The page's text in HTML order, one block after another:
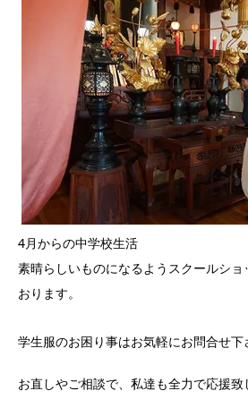
4月からの中学校生活
素晴らしいものになるようスクールシ
おります。
学生服のお困り事はお気軽にお問合せ下
お直しやご相談で、私達も全力で応援致